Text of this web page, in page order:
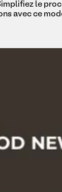
le
avec ce